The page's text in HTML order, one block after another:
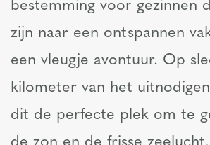
bestemming voor gezinnen
zijn naar een ontspannen
een vleugje avontuur. Op
kilometer van het
dit de perfecte plek om te